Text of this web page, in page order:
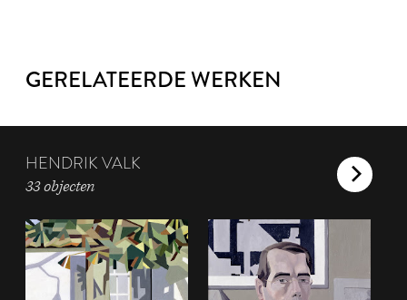
GERELATEERDE WERKEN
HENDRIK VALK
33 objecten